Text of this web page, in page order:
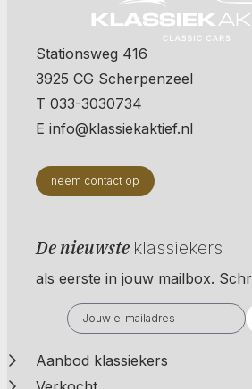
Stationsweg 416
3925 CG Scherpenzeel
T 033-3030734
E info@klassiekaktief.nl
neem contact op
De nieuwste klassiekers
als eerste in jouw mailbox.
Aanbod klassiekers